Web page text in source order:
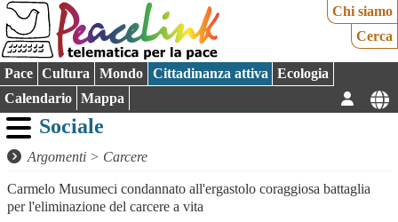
Chi siamo
Cerca
Pace Cultura Mondo Cittadinanza attiva
Ecologia
Calendario
Mappa
Sociale
Argomenti > Carcere
Carmelo Musumeci condannato all'ergastolo coraggiosa battaglia
per l'eliminazione del carcere a vita